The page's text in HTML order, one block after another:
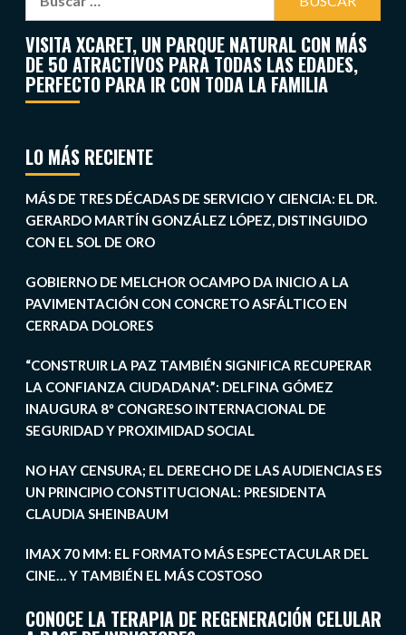
VISITA XCARET, UN PARQUE NATURAL CON MÁS
DE 50 ATRACTIVOS PARA TODAS LAS EDADES,
PERFECTO PARA IR CON TODA LA FAMILIA
LO MÁS RECIENTE
MÁS DE TRES DÉCADAS DE SERVICIO Y CIENCIA: EL DR.
GERARDO MARTÍN GONZÁLEZ LÓPEZ, DISTINGUIDO
CON EL SOL DE ORO
GOBIERNO DE MELCHOR OCAMPO DA INICIO A LA
PAVIMENTACIÓN CON CONCRETO ASFÁLTICO EN
CERRADA DOLORES
“CONSTRUIR LA PAZ TAMBIÉN SIGNIFICA RECUPERAR
LA CONFIANZA CIUDADANA”: DELFINA GÓMEZ
INAUGURA 8º CONGRESO INTERNACIONAL DE
SEGURIDAD Y PROXIMIDAD SOCIAL
NO HAY CENSURA; EL DERECHO DE LAS AUDIENCIAS ES
UN PRINCIPIO CONSTITUCIONAL: PRESIDENTA
CLAUDIA SHEINBAUM
IMAX 70 MM: EL FORMATO MÁS ESPECTACULAR DEL
CINE… Y TAMBIÉN EL MÁS COSTOSO
CONOCE LA TERAPIA DE REGENERACIÓN CELULAR